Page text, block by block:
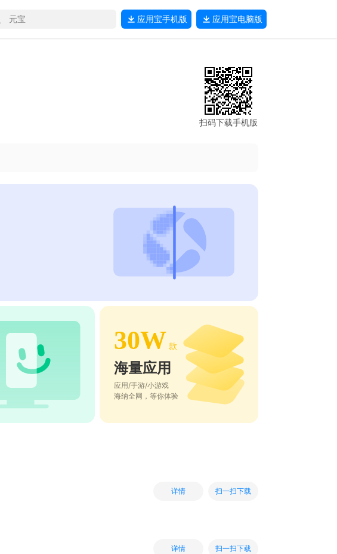
应用宝手机版 应用宝电脑版
扫码下载手机版
30W 款
海量应用
应用/手游/小游戏
海纳全网，等你体验
详情 扫一扫下载
详情 扫一扫下载